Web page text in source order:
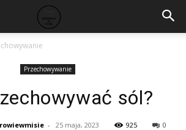
Przechowywanie
sól?
- 25 maja, 2023 925 0